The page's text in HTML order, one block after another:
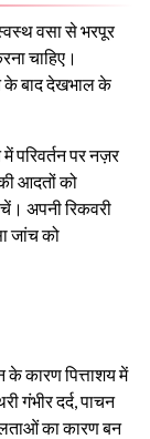
वसा से भरपूर
चाहिए।
के बाद देखभाल के
परिवर्तन पर नज़र
आदतों को
अपनी रिकवरी
जांच को
के कारण पित्ताशय में
गंभीर दर्द, पाचन
का कारण बन